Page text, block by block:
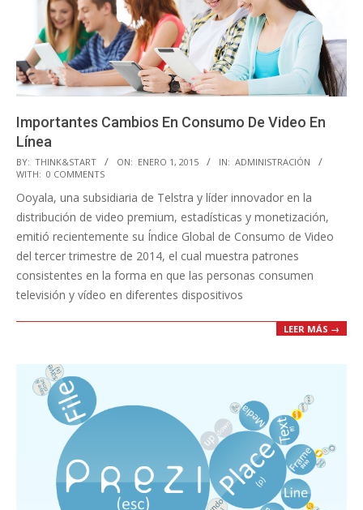
Importantes Cambios En Consumo De Video En
Línea
2015-
01-
01
BY: THINK&START ON: ENERO 1, 2015 IN: ADMINISTRACIÓN
WITH: 0 COMMENTS
Ooyala, una subsidiaria de Telstra y líder innovador en la
distribución de video premium, estadísticas y monetización,
emitió recientemente su Índice Global de Consumo de Video
del tercer trimestre de 2014, el cual muestra patrones
consistentes en la forma en que las personas consumen
televisión y vídeo en diferentes dispositivos
LEER MÁS →